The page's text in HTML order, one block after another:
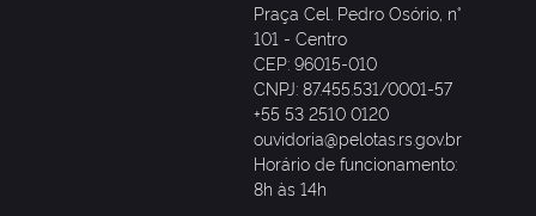
Praça Cel. Pedro Osório, n°
101 - Centro
CEP: 96015-010
CNPJ: 87.455.531/0001-57
+55 53 2510 0120
ouvidoria@pelotas.rs.gov.br
Horário de funcionamento:
8h às 14h